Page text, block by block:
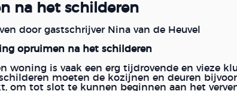
na het schilderen
door gastschrijver Nina van de Heuvel
opruimen na het schilderen
woning is vaak een erg tijdrovende en vieze
moeten de kozijnen en deuren
om tot slot te kunnen beginnen aan het